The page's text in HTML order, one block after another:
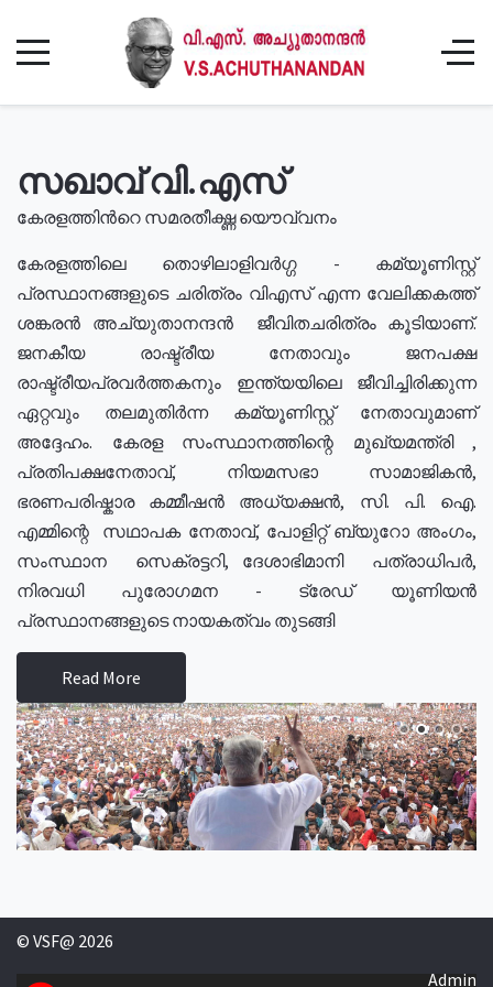
സഖാവ് വി.എസ്
കേരളത്തിൻറെ സമരതീക്ഷ്ണ യൌവ്വനം
കേരളത്തിലെ തൊഴിലാളിവർഗ്ഗ - കമ്യൂണിസ്റ്റ്
പ്രസ്ഥാനങ്ങളുടെ ചരിത്രം വിഎസ് എന്ന വേലിക്കകത്ത്
ശങ്കരൻ അച്യുതാനന്ദൻ ജീവിതചരിത്രം കൂടിയാണ്.
ജനകീയ രാഷ്ട്രീയ നേതാവും ജനപക്ഷ
രാഷ്ട്രീയപ്രവർത്തകനും ഇന്ത്യയിലെ ജീവിച്ചിരിക്കുന്ന
ഏറ്റവും തലമുതിർന്ന കമ്യൂണിസ്റ്റ് നേതാവുമാണ്
അദ്ദേഹം. കേരള സംസ്ഥാനത്തിന്റെ മുഖ്യമന്ത്രി ,
പ്രതിപക്ഷനേതാവ്, നിയമസഭാ സാമാജികൻ,
ഭരണപരിഷ്കാര കമ്മീഷൻ അധ്യക്ഷൻ, സി. പി. ഐ.
എമ്മിന്റെ സഥാപക നേതാവ്, പോളിറ്റ് ബ്യുറോ അംഗം,
സംസ്ഥാന സെക്രട്ടറി, ദേശാഭിമാനി പത്രാധിപർ,
നിരവധി പുരോഗമന - ട്രേഡ് യൂണിയൻ
പ്രസ്ഥാനങ്ങളുടെ നായകത്വം തുടങ്ങി
Read More
© VSF@ 2026
Admin